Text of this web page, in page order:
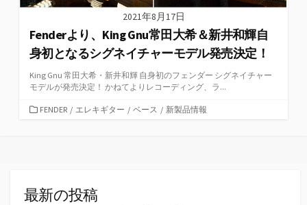
2021年8月17日
Fenderより、King Gnu常田大希＆新井和輝自
身初となるシグネイチャーモデル発売決定！
King Gnu 常田大希・新井和輝 自身初のフェンダー シグネイチャー
モデルが発売決定！ かねてよりレコーディング、ラ...
カFENDER / エレキギター / ベース / 新製品情報
最新の投稿